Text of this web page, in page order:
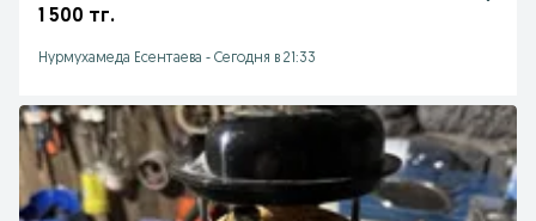
1 500 тг.
Нурмухамеда Есентаева - Сегодня в 21:33